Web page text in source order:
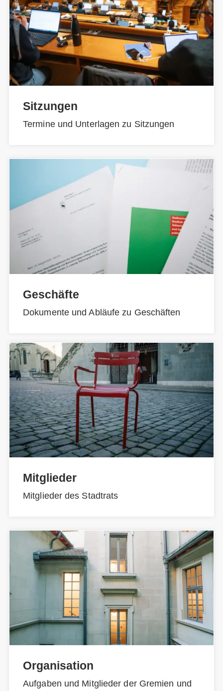
Sitzungen
Termine und Unterlagen zu Sitzungen
Geschäfte
Dokumente und Abläufe zu Geschäften
Mitglieder
Mitglieder des Stadtrats
Organisation
Aufgaben und Mitglieder der Gremien und